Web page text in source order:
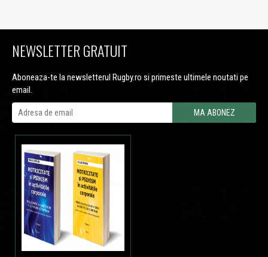
NEWSLETTER GRATUIT
Aboneaza-te la newsletterul Rugby.ro si primeste ultimele noutati pe
email.